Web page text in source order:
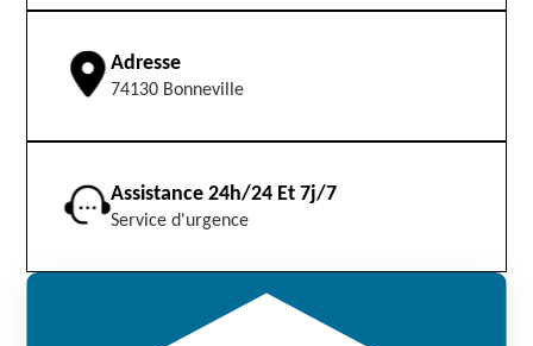
Adresse
74130 Bonneville
Assistance 24h/24 Et 7j/7
Service d'urgence